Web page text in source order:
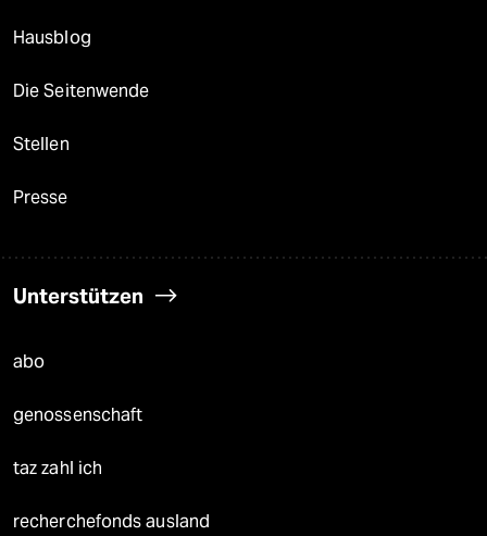
Hausblog
Die Seitenwende
Stellen
Presse
Unterstützen
abo
genossenschaft
taz zahl ich
recherchefonds ausland